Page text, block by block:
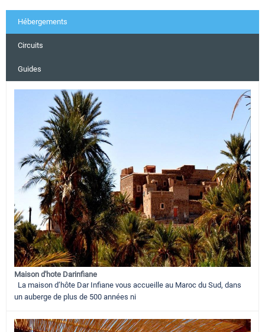
Hébergements
Circuits
Guides
Maison d'hote Darinfiane
La maison d’hôte Dar Infiane vous accueille au Maroc du Sud, dans
un auberge de plus de 500 années ni